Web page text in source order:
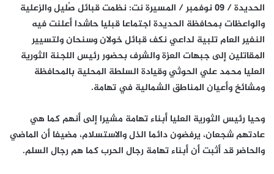
الحديدة / 09 نوفمبر / المسيرة نت: نظمت قبائل صُليل والزعلية
والواعظات بمحافظة الحديدة اجتماعا قبليا حاشدا أعلنت فيه
النفير العام تلبية لداعي نكف قبائل خولان وسنحان ولتسيير
المقاتلين إلى جبهات العزة والشرف بحضور رئيس اللجنة الثورية
العليا محمد علي الحوثي وقيادة السلطة المحلية بالمحافظة
ومشائخ وأعيان المناطق الشمالية في تهامة.
وحيا رئيس الثورية العليا أبناء تهامة مشيرا إلى أنهم كما هي
عادتهم شجعان، يرفضون دائما الذل والاستسلام، مضيفا أن الماضي
والحاضر قد أثبت أن أبناء تهامة رجال الحرب كما هم رجال السلم.